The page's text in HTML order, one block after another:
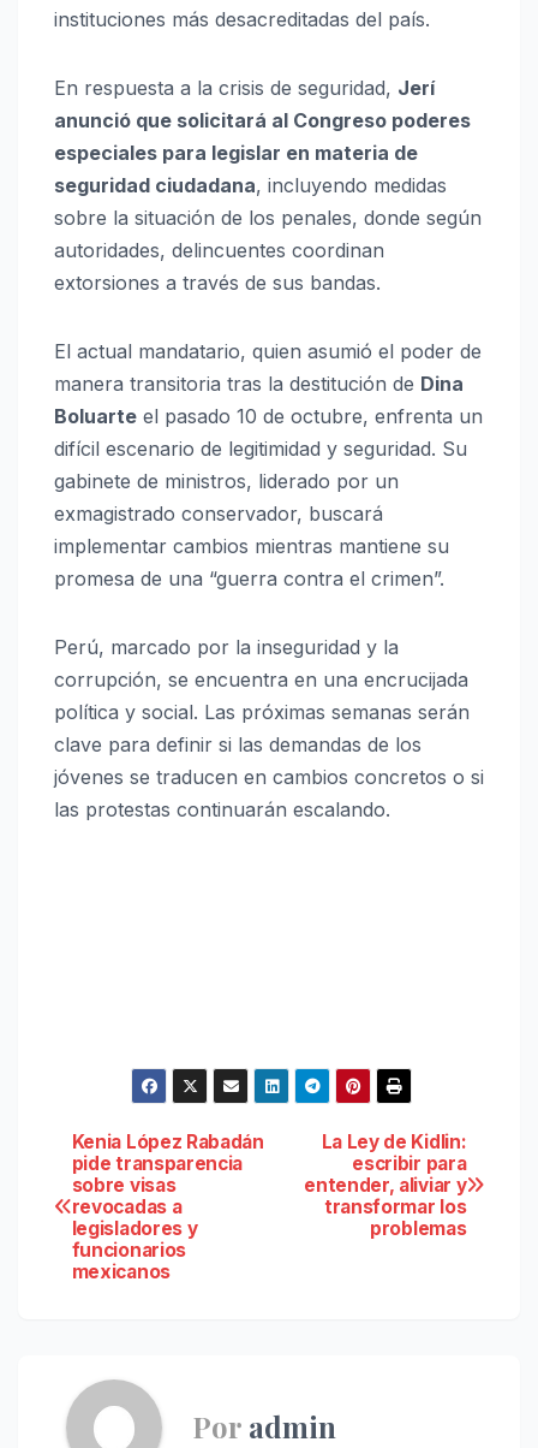
instituciones más desacreditadas del país.
En respuesta a la crisis de seguridad, Jerí
anunció que solicitará al Congreso poderes
especiales para legislar en materia de
seguridad ciudadana, incluyendo medidas
sobre la situación de los penales, donde según
autoridades, delincuentes coordinan
extorsiones a través de sus bandas.
El actual mandatario, quien asumió el poder de
manera transitoria tras la destitución de Dina
Boluarte el pasado 10 de octubre, enfrenta un
difícil escenario de legitimidad y seguridad. Su
gabinete de ministros, liderado por un
exmagistrado conservador, buscará
implementar cambios mientras mantiene su
promesa de una “guerra contra el crimen”.
Perú, marcado por la inseguridad y la
corrupción, se encuentra en una encrucijada
política y social. Las próximas semanas serán
clave para definir si las demandas de los
jóvenes se traducen en cambios concretos o si
las protestas continuarán escalando.
Navegación
de
entradas
La Ley de Kidlin:
escribir para
entender, aliviar y
transformar los
problemas
Kenia López Rabadán
pide transparencia
sobre visas
revocadas a
legisladores y
funcionarios
mexicanos
Por admin